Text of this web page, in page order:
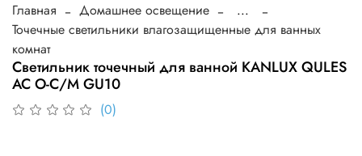
Главная Домашнее освещение
...
Точечные светильники влагозащищенные для ванных
комнат
Светильник точечный для ванной KANLUX QULES
AC O-C/M GU10
(0)